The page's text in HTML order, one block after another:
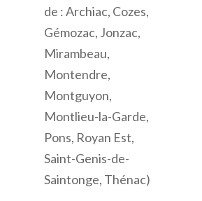
de :Archiac, Cozes,
Gémozac, Jonzac,
Mirambeau,
Montendre,
Montguyon,
Montlieu-la-Garde,
Pons, Royan Est,
Saint-Genis-de-
Saintonge, Thénac)